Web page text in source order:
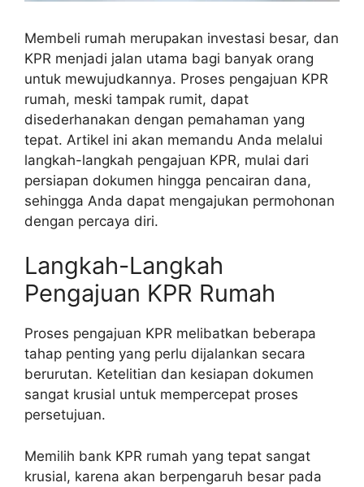
Membeli rumah merupakan investasi besar, dan
KPR menjadi jalan utama bagi banyak orang
untuk mewujudkannya. Proses pengajuan KPR
rumah, meski tampak rumit, dapat
disederhanakan dengan pemahaman yang
tepat. Artikel ini akan memandu Anda melalui
langkah-langkah pengajuan KPR, mulai dari
persiapan dokumen hingga pencairan dana,
sehingga Anda dapat mengajukan permohonan
dengan percaya diri.
Langkah-Langkah
Pengajuan KPR Rumah
Proses pengajuan KPR melibatkan beberapa
tahap penting yang perlu dijalankan secara
berurutan. Ketelitian dan kesiapan dokumen
sangat krusial untuk mempercepat proses
persetujuan.
Memilih bank KPR rumah yang tepat sangat
krusial, karena akan berpengaruh besar pada